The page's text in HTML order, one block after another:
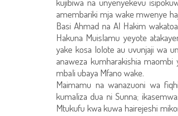
amembariki mja wake mwenye
Basi Ahmad na Al Hakim
Hakuna Muislamu yeyote
yake kosa lolote au uvunjaji wa
anaweza kumharakishia
mbali ubaya Mfano wake.
Maimamu na wanazuoni wa
kumaliza dua ni Sunna;
Mtukufu kwa kuwa hairejeshi